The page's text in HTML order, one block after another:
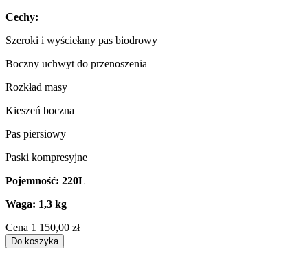
Cechy:
Szeroki i wyściełany pas biodrowy
Boczny uchwyt do przenoszenia
Rozkład masy
Kieszeń boczna
Pas piersiowy
Paski kompresyjne
Pojemność: 220L
Waga: 1,3 kg
Cena 1 150,00 zł
Do koszyka